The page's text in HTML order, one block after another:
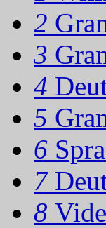
2
3
4
5
6
7
8